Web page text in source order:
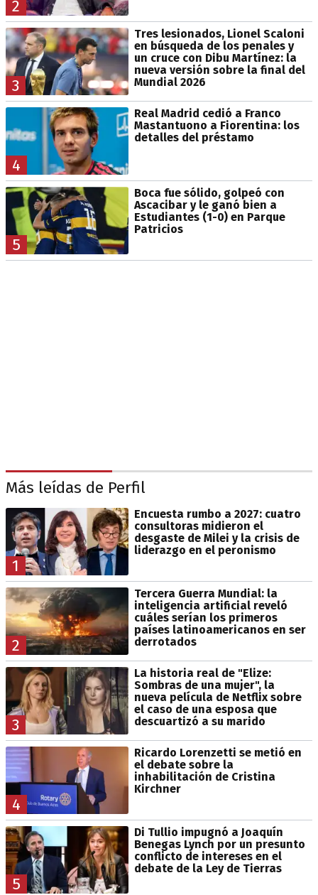
2
3
Tres lesionados, Lionel Scaloni
en búsqueda de los penales y
un cruce con Dibu Martínez: la
nueva versión sobre la final del
Mundial 2026
4
Real Madrid cedió a Franco
Mastantuono a Fiorentina: los
detalles del préstamo
5
Boca fue sólido, golpeó con
Ascacibar y le ganó bien a
Estudiantes (1-0) en Parque
Patricios
Más leídas de Perfil
1
Encuesta rumbo a 2027: cuatro
consultoras midieron el
desgaste de Milei y la crisis de
liderazgo en el peronismo
2
Tercera Guerra Mundial: la
inteligencia artificial reveló
cuáles serían los primeros
países latinoamericanos en ser
derrotados
3
La historia real de "Elize:
Sombras de una mujer", la
nueva película de Netflix sobre
el caso de una esposa que
descuartizó a su marido
4
Ricardo Lorenzetti se metió en
el debate sobre la
inhabilitación de Cristina
Kirchner
5
Di Tullio impugnó a Joaquín
Benegas Lynch por un presunto
conflicto de intereses en el
debate de la Ley de Tierras